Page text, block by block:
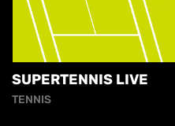
SUPERTENNIS LIVE
TENNIS